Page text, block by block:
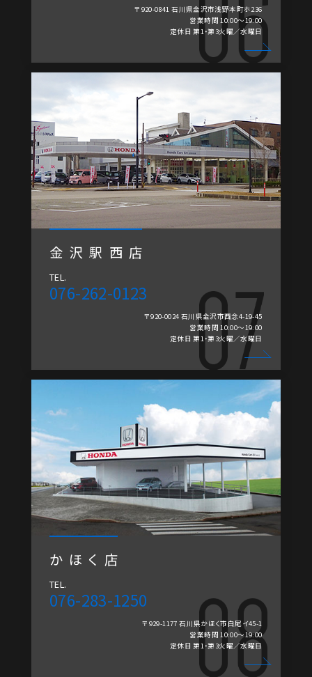
〒920-0841 石川県金沢市浅野本町ホ236
営業時間 10:00～19:00
定休日 第1・第3火曜／水曜日
金沢駅西店
TEL.
076-262-0123
〒920-0024 石川県金沢市西念4-19-45
営業時間 10:00～19:00
定休日 第1・第3火曜／水曜日
かほく店
TEL.
076-283-1250
〒929-1177 石川県かほく市白尾イ45-1
営業時間 10:00～19:00
定休日 第1・第3火曜／水曜日